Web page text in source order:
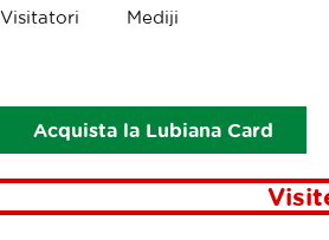
Visitatori Mediji
Acquista la Lubiana Card
Briciole